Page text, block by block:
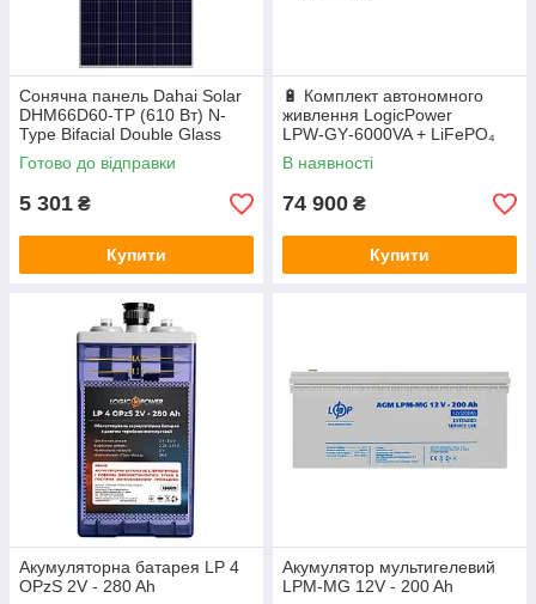
Сонячна панель Dahai Solar
DHM66D60-TP (610 Вт) N-
Type Bifacial Double Glass
Готово до відправки
5 301 ₴
Купити
🔋 Комплект автономного
живлення LogicPower
LPW‑GY‑6000VA + LiFePO₄
акумулятор Deye SE‑G5.1
Pro‑B
В наявності
74 900 ₴
Купити
Акумуляторна батарея LP 4
OPzS 2V - 280 Ah
Акумулятор мультигелевий
LPM-MG 12V - 200 Ah